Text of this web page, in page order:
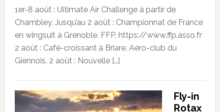
1er-8 août : Ultimate Air Challenge à partir de
Chambley. Jusqu’au 2 août : Championnat de France
en wingsuit à Grenoble. FFP. https://www.ffp.asso.fr
2 août : Café-croissant à Briare. Aéro-club du
Giennois. 2 août : Nouvelle […]
Fly-in
Rotax